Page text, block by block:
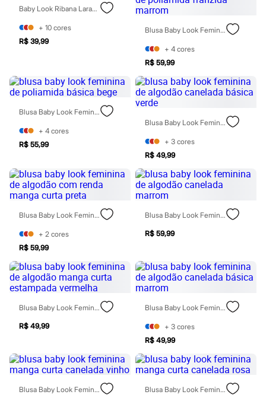
Shorts e Saias
Masculino
Em alta
Roupas
Bermudas
Calças
Camisetas e Regatas
Casacos e Jaquetas
Jeans
Acessórios
Bolsas e Mochilas
Chapéus e Bonés
Cintos
Carteiras
Óculos
Relógios
Calçados
Botas
Chinelos
Sapatos
Sandálias e Papetes
Tênis
Moda esportiva
Bermudas
Calçados
Regatas
Cuecas
Baby Look Ribana Laranja
+ 10 cores
R$ 39,99
Blusa Baby Look Feminina De Poliamida Franzida Marrom
+ 4 cores
R$ 59,99
Blusa Baby Look Feminina De Poliamida Básica Bege
+ 4 cores
R$ 55,99
Blusa Baby Look Feminina De Algodão Canelada Básica Verde
+ 3 cores
R$ 49,99
Blusa Baby Look Feminina De Algodão Com Renda Manga Curta Preta
+ 2 cores
R$ 59,99
Blusa Baby Look Feminina De Algodão Canelada Marrom
R$ 59,99
Blusa Baby Look Feminina De Algodão Manga Curta Estampada Vermelha
R$ 49,99
Blusa Baby Look Feminina De Algodão Canelada Básica Marrom
+ 3 cores
R$ 49,99
Blusa Baby Look Feminina Manga Curta Canelada Vinho Blusa Baby Look Feminina Manga Curta Canelada Rosa